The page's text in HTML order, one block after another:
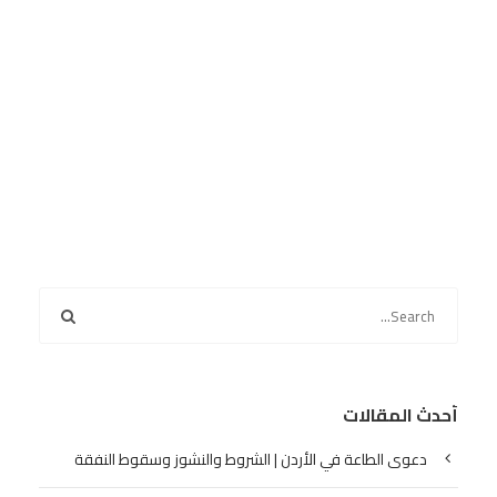
أحدث المقالات
دعوى الطاعة في الأردن | الشروط والنشوز وسقوط النفقة